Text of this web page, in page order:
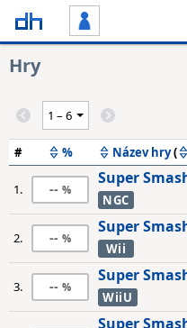
Hry
# % Název hry(
1. --
Super
NGC
2. --
Super
Wii
3. --
Super
WiiU
Super